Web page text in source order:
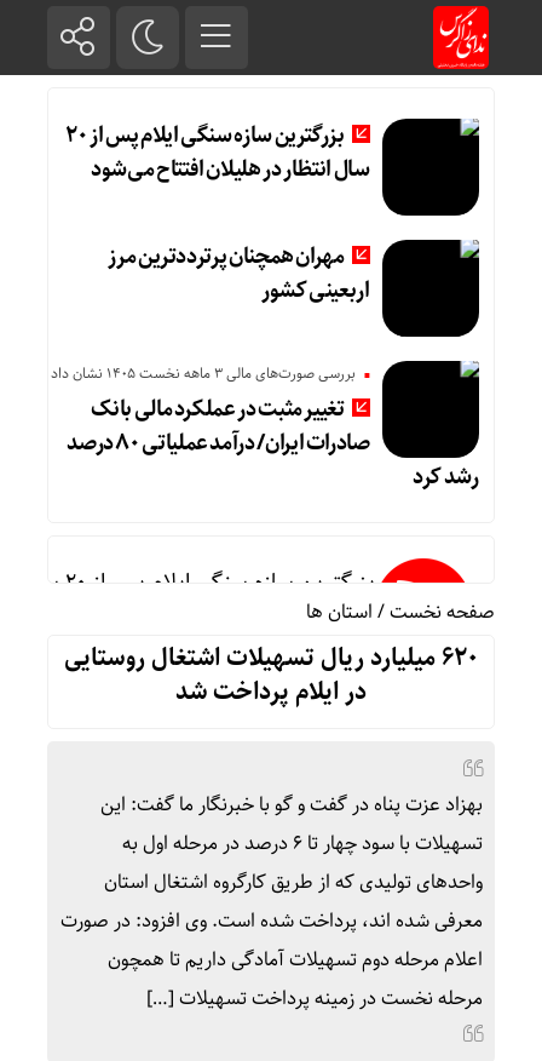
بزرگترین سازه سنگی ایلام پس از ۲۰
سال انتظار در هلیلان افتتاح می‌شود
مهران همچنان پرترددترین مرز
اربعینی کشور
بررسی صورت‌های مالی 3 ماهه نخست 1405 نشان داد
تغییر مثبت در عملکرد مالی بانک
صادرات ایران/ درآمد عملیاتی ۸۰ درصد
رشد کرد
بزرگترین سازه سنگی ایلام پس از ۲۰ سال انتظار در هلیلان افتتاح می‌شود
مهران همچنان پرترددترین مرز اربعینی
حق بیمه تولیدی بیمه ملت در چهار ماه نخست امسال از ۱۴.۵ همت گذشت/ رشد ۹۰ درصدی
نام تو دلم را گرم می‌کند ✍️ اسلام انصاری
صفحه نخست/استان ها
۶۲۰ میلیارد ریال تسهیلات اشتغال روستایی
در ایلام پرداخت شد
بهزاد عزت پناه در گفت و گو با خبرنگار ما گفت: این
تسهیلات با سود چهار تا ۶ درصد در مرحله اول به
واحدهای تولیدی که از طریق کارگروه اشتغال استان
معرفی شده اند، پرداخت شده است. وی افزود: در صورت
اعلام مرحله دوم تسهیلات آمادگی داریم تا همچون
مرحله نخست در زمینه پرداخت تسهیلات […]